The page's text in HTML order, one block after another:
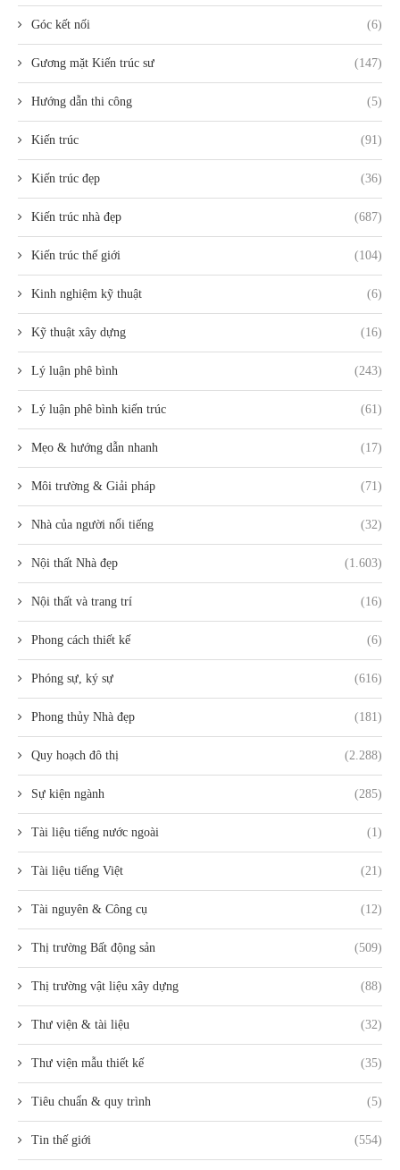
Góc kết nối (6)
Gương mặt Kiến trúc sư (147)
Hướng dẫn thi công (5)
Kiến trúc (91)
Kiến trúc đẹp (36)
Kiến trúc nhà đẹp (687)
Kiến trúc thế giới (104)
Kinh nghiệm kỹ thuật (6)
Kỹ thuật xây dựng (16)
Lý luận phê bình (243)
Lý luận phê bình kiến trúc (61)
Mẹo & hướng dẫn nhanh (17)
Môi trường & Giải pháp (71)
Nhà của người nổi tiếng (32)
Nội thất Nhà đẹp (1.603)
Nội thất và trang trí (16)
Phong cách thiết kế (6)
Phóng sự, ký sự (616)
Phong thủy Nhà đẹp (181)
Quy hoạch đô thị (2.288)
Sự kiện ngành (285)
Tài liệu tiếng nước ngoài (1)
Tài liệu tiếng Việt (21)
Tài nguyên & Công cụ (12)
Thị trường Bất động sản (509)
Thị trường vật liệu xây dựng (88)
Thư viện & tài liệu (32)
Thư viện mẫu thiết kế (35)
Tiêu chuẩn & quy trình (5)
Tin thế giới (554)